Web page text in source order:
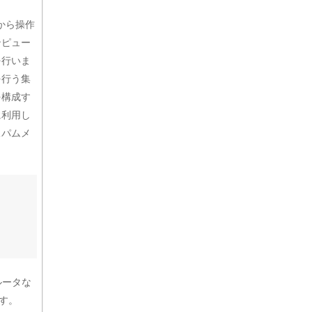
ら操作
ュー
いま
う集
成す
用し
ムメ
タな
。